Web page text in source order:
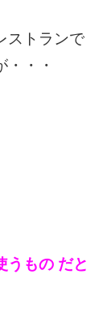
ストランで
・・
うもの だと